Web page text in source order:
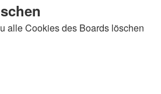
alle Cookies des Boards löschen